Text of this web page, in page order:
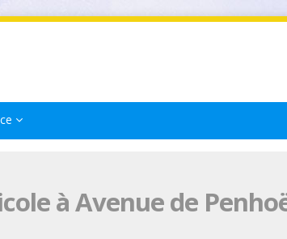
à Avenue de